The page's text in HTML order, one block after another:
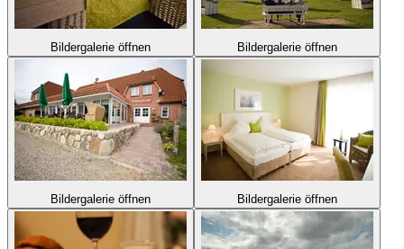
Bildergalerie öffnen Bildergalerie öffnen
Bildergalerie öffnen Bildergalerie öffnen